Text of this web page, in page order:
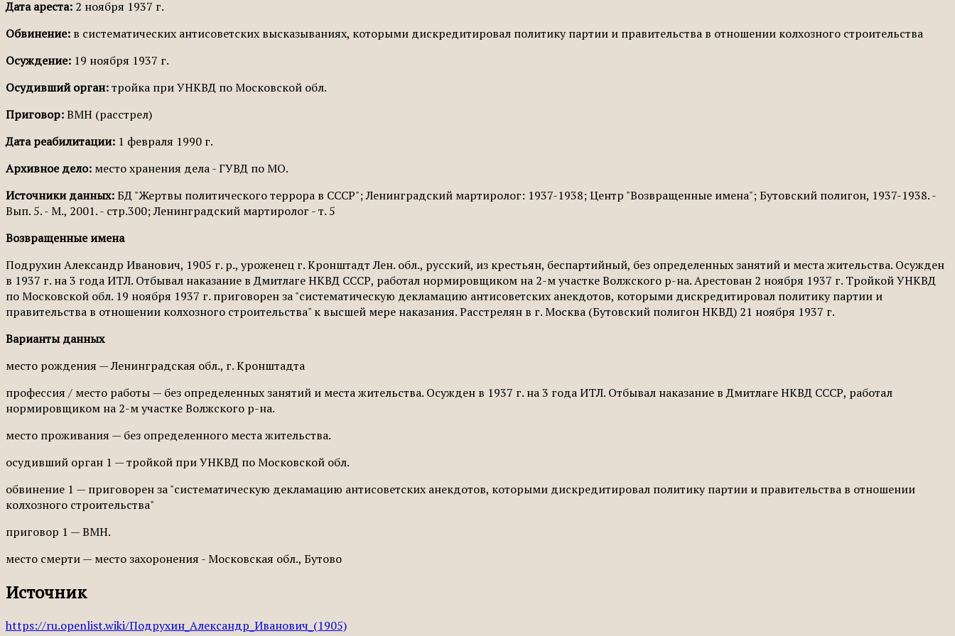
Дата ареста: 2 ноября 1937 г.
Обвинение: в систематических антисоветских высказываниях, которыми дискредитировал политику партии и правительства в отношении колхозного строительства
Осуждение: 19 ноября 1937 г.
Осудивший орган:тройка при УНКВД по Московской обл.
Приговор:ВМН (расстрел)
Дата реабилитации: 1 февраля 1990 г.
Архивное дело: место хранения дела - ГУВД по МО.
Источники данных:БД "Жертвы политического террора в СССР"; Ленинградский мартиролог: 1937-1938; Центр "Возвращенные имена"; Бутовский полигон, 1937-1938. -
Вып. 5. - М., 2001. - стр.300; Ленинградский мартиролог - т. 5
Возвращенные имена
Подрухин Александр Иванович, 1905 г. р., уроженец г. Кронштадт Лен. обл., русский, из крестьян, беспартийный, без определенных занятий и места жительства. Осужден
в 1937 г. на 3 года ИТЛ. Отбывал наказание в Дмитлаге НКВД СССР, работал нормировщиком на 2-м участке Волжского р-на. Арестован 2 ноября 1937 г. Тройкой УНКВД
по Московской обл. 19 ноября 1937 г. приговорен за "систематическую декламацию антисоветских анекдотов, которыми дискредитировал политику партии и
правительства в отношении колхозного строительства" к высшей мере наказания. Расстрелян в г. Москва (Бутовский полигон НКВД) 21 ноября 1937 г.
Варианты данных
место рождения — Ленинградская обл., г. Кронштадта
профессия / место работы — без определенных занятий и места жительства. Осужден в 1937 г. на 3 года ИТЛ. Отбывал наказание в Дмитлаге НКВД СССР, работал
нормировщиком на 2-м участке Волжского р-на.
место проживания — без определенного места жительства.
осудивший орган 1 — тройкой при УНКВД по Московской обл.
обвинение 1 — приговорен за "систематическую декламацию антисоветских анекдотов, которыми дискредитировал политику партии и правительства в отношении
колхозного строительства"
приговор 1 — ВМН.
место смерти — место захоронения - Московская обл., Бутово
Источник
https://ru.openlist.wiki/Подрухин_Александр_Иванович_(1905)